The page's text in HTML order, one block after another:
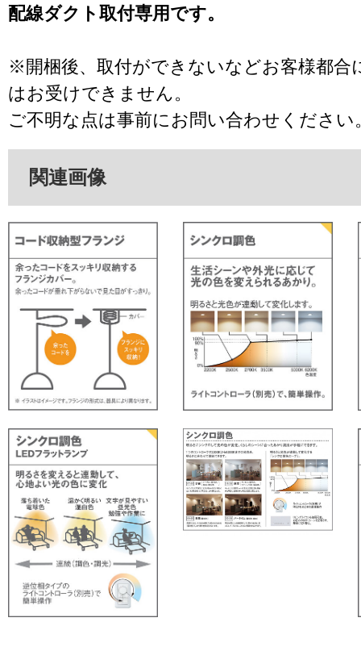
配線ダクト取付専用です。
※開梱後、取付ができないなどお客様都合
はお受けできません。
ご不明な点は事前にお問い合わせください
関連画像